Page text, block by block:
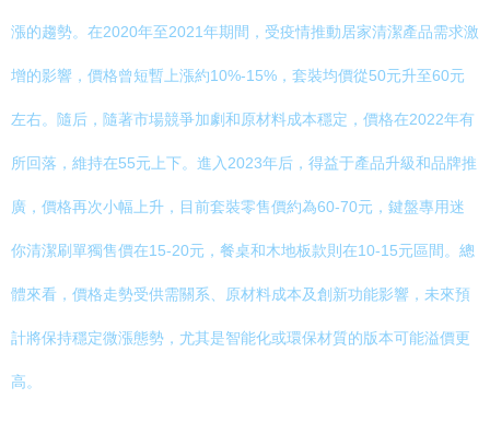
漲的趨勢。在2020年至2021年期間，受疫情推動居家清潔產品需求激
增的影響，價格曾短暫上漲約10%-15%，套裝均價從50元升至60元
左右。隨后，隨著市場競爭加劇和原材料成本穩定，價格在2022年有
所回落，維持在55元上下。進入2023年后，得益于產品升級和品牌推
廣，價格再次小幅上升，目前套裝零售價約為60-70元，鍵盤專用迷
你清潔刷單獨售價在15-20元，餐桌和木地板款則在10-15元區間。總
體來看，價格走勢受供需關系、原材料成本及創新功能影響，未來預
計將保持穩定微漲態勢，尤其是智能化或環保材質的版本可能溢價更
高。